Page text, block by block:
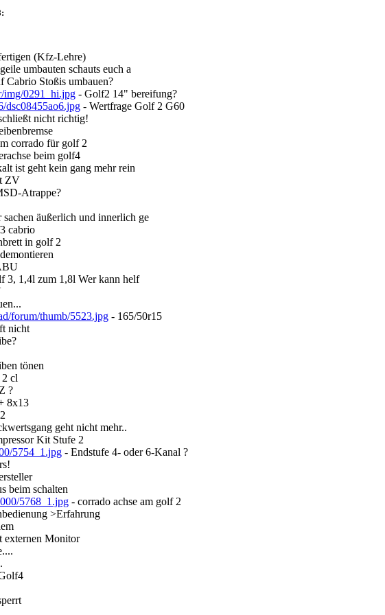
(Kfz-Lehre)
umbauten schauts euch a
Cabrio Stoßis umbauen?
img/0291_hi.jpg - Golf2 14" bereifung?
dsc08455ao6.jpg - Wertfrage Golf 2 G60
nicht richtig!
corrado für golf 2
beim golf4
ist geht kein gang mehr rein
ZV
Atrappe?
äußerlich und innerlich ge
cabrio
in golf 2
3, 1,4l zum 1,8l Wer kann helf
forum/thumb/5523.jpg - 165/50r15
nicht
tönen
cl
?
8x13
geht nicht mehr..
Kit Stufe 2
5754_1.jpg - Endstufe 4- oder 6-Kanal ?
beim schalten
5768_1.jpg - corrado achse am golf 2
>Erfahrung
externen Monitor